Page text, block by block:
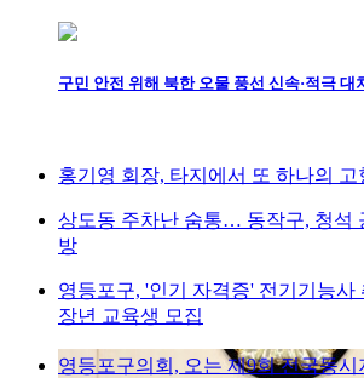
구민 안전 위해 북한 오물 풍선 신속·적극 대
홍기영 회장, 타지에서 또 하나의
상도동 주차난 숨통… 동작구, 청석
방
영등포구, '인기 자격증' 전기기능
장년 교육생 모집
영등포구의회, 오는 제9회 전국동